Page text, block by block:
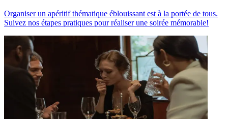
Organiser un apéritif thématique éblouissant est à la portée de tous.
Suivez nos étapes pratiques pour réaliser une soirée mémorable!